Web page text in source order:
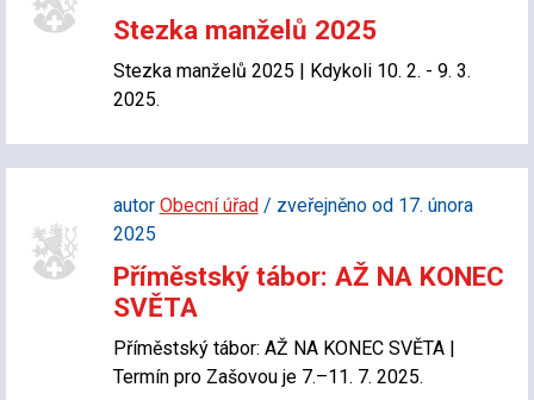
Stezka manželů 2025
Stezka manželů 2025 | Kdykoli 10. 2. - 9. 3.
2025.
autor Obecní úřad/ zveřejněno od 17. února
2025
Příměstský tábor: AŽ NA KONEC
SVĚTA
Příměstský tábor: AŽ NA KONEC SVĚTA |
Termín pro Zašovou je 7.–11. 7. 2025.